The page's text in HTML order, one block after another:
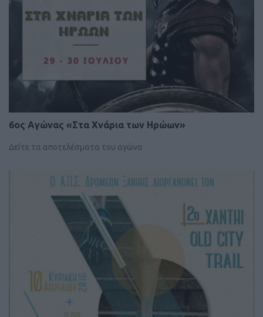
6ος Aγώνας «Στα Χνάρια των Ηρώων»
Δείτε τα αποτελέσματα του αγώνα